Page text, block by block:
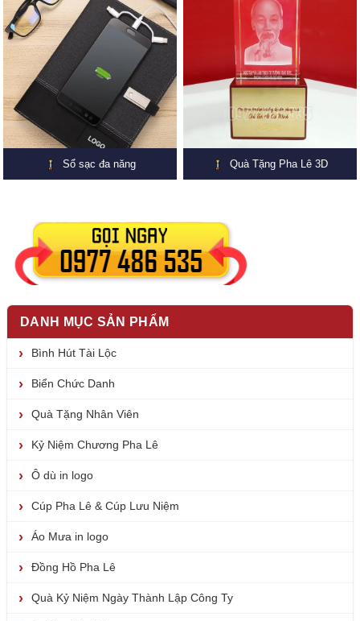
Sổ sạc đa năng Quà Tặng Pha Lê 3D
DANH MỤC SẢN PHẨM
Bình Hút Tài Lộc
Biển Chức Danh
Quà Tặng Nhân Viên
Kỷ Niệm Chương Pha Lê
Ô dù in logo
Cúp Pha Lê & Cúp Lưu Niệm
Áo Mưa in logo
Đồng Hồ Pha Lê
Quà Kỷ Niệm Ngày Thành Lập Công Ty